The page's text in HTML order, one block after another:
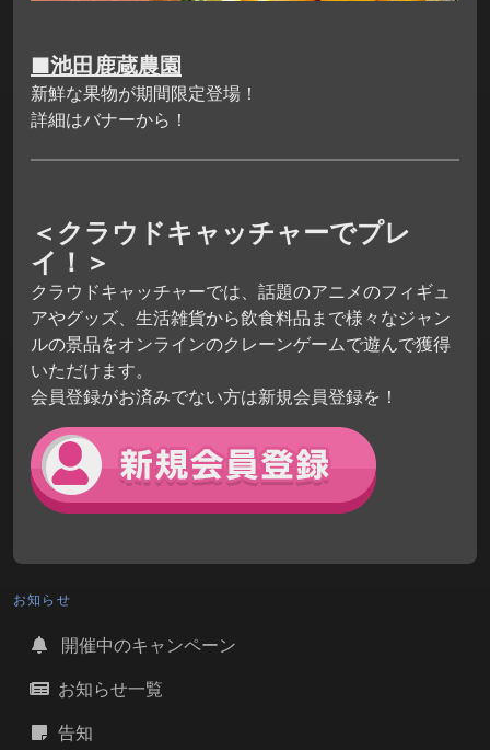
■池田鹿蔵農園
新鮮な果物が期間限定登場！
詳細はバナーから！
＜クラウドキャッチャーでプレ
イ！＞
クラウドキャッチャーでは、話題のアニメのフィギュ
アやグッズ、生活雑貨から飲食料品まで様々なジャン
ルの景品をオンラインのクレーンゲームで遊んで獲得
いただけます。
会員登録がお済みでない方は新規会員登録を！
お知らせ
開催中のキャンペーン
お知らせ一覧
告知